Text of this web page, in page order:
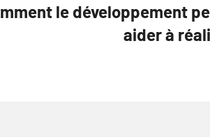
le développement
aider à